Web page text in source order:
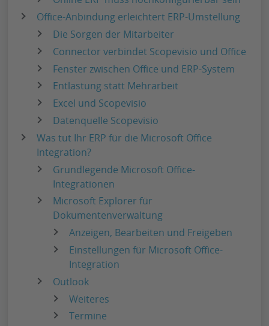
Office-Anbindung erleichtert ERP-Umstellung
Die Sorgen der Mitarbeiter
Connector verbindet Scopevisio und Office
Fenster zwischen Office und ERP-System
Entlastung statt Mehrarbeit
Excel und Scopevisio
Datenquelle Scopevisio
Was tut Ihr ERP für die Microsoft Office
Integration?
Grundlegende Microsoft Office-
Integrationen
Microsoft Explorer für
Dokumentenverwaltung
Anzeigen, Bearbeiten und Freigeben
Einstellungen für Microsoft Office-
Integration
Outlook
Weiteres
Termine